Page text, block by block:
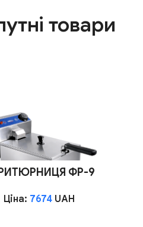
товари
ФР-9
Ціна: 7674UAH